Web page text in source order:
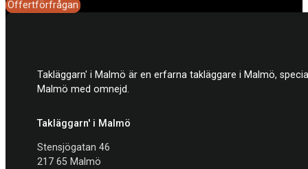
Offertförfrågan
Takläggarn' i Malmö är en erfarna takläggare i Malmö,
Malmö med omnejd.
Takläggarn' i Malmö
Stensjögatan 46
217 65 Malmö